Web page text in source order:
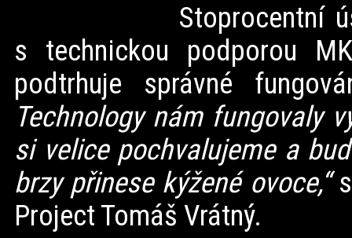
Stoprocentní
s technickou podporou
podtrhuje správné
Technology nám fungovaly
si velice pochvalujeme a
brzy přinese kýžené ovoce,“
Project Tomáš Vrátný.